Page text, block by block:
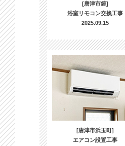
[唐津市鏡]
浴室リモコン交換工事
2025.09.15
[唐津市浜玉町]
エアコン設置工事